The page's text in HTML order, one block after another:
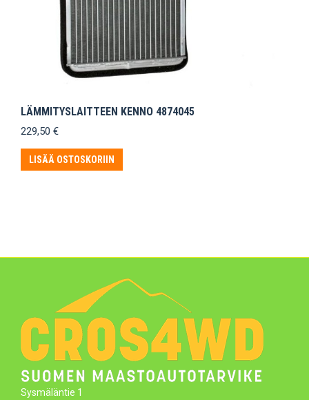
LÄMMITYSLAITTEEN KENNO 4874045
229,50 €
LISÄÄ OSTOSKORIIN
Sysmäläntie 1